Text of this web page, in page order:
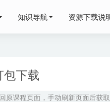
知识导航 资源下载说
包下载
原课程页面，手动刷新页面后获